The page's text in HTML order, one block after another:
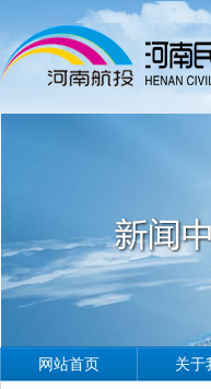
网站首页
河南航投集团党委理
河南航投集团党委理
关于